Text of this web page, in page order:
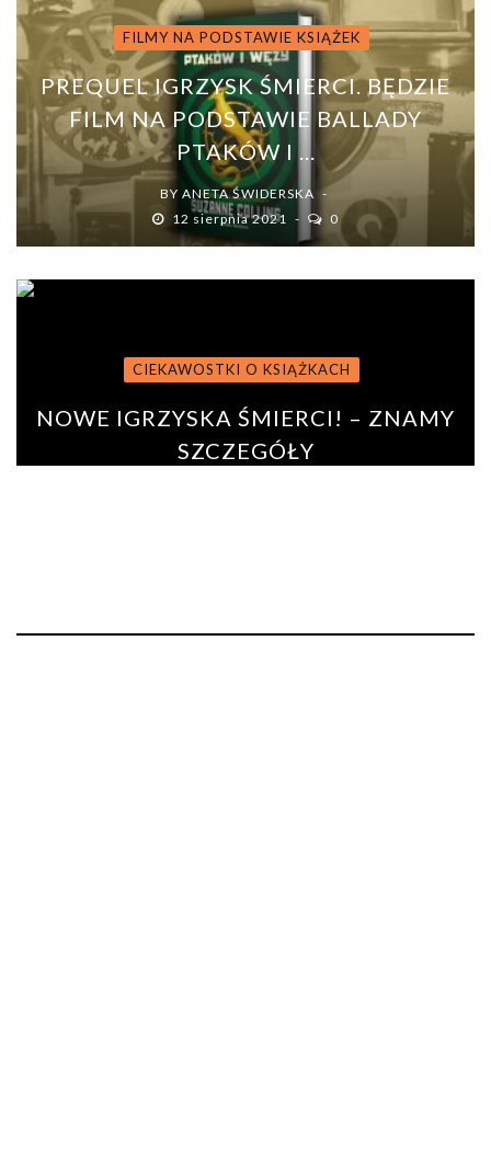
FILMY NA PODSTAWIE KSIĄŻEK
PREQUEL IGRZYSK ŚMIERCI. BĘDZIE
FILM NA PODSTAWIE BALLADY
PTAKÓW I ...
BY ANETA ŚWIDERSKA
12 sierpnia 2021
0
CIEKAWOSTKI O KSIĄŻKACH
NOWE IGRZYSKA ŚMIERCI! – ZNAMY
SZCZEGÓŁY